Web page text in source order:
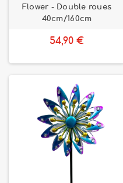
Flower - Double roues
40cm/160cm
54,90 €